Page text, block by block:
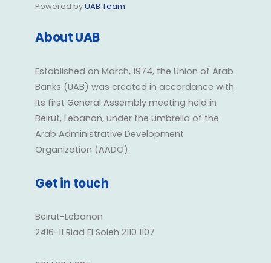
Powered byUAB Team
About UAB
Established on March, 1974, the Union of Arab
Banks (UAB) was created in accordance with
its first General Assembly meeting held in
Beirut, Lebanon, under the umbrella of the
Arab Administrative Development
Organization (AADO).
Get in touch
Beirut-Lebanon
2416-11 Riad El Soleh 2110 1107